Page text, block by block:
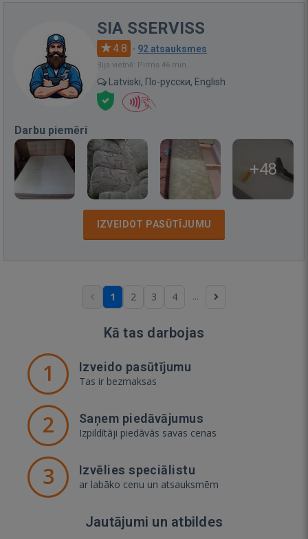
SIA SSERVISS
4.8 · 92 atsauksmes
Bija vietnē: Pirms 46 min.
Latviski, По-русски, English
Darbu piemēri
+48
IZVEIDOT PASŪTĪJUMU
1 2 3 4 ...
Kā tas darbojas
1 Izveido pasūtījumu
Tas ir bezmaksas
2 Saņem piedāvājumus
Izpildītāji piedāvās savas cenas
3 Izvēlies speciālistu
ar labāko cenu un atsauksmēm
Jautājumi un atbildes